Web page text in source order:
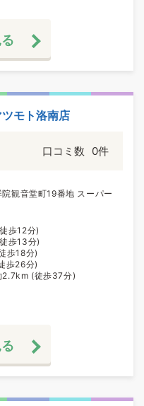
モト洛南店
口コミ数 0件
観音堂町19番地 スーパー
歩12分)
歩13分)
歩18分)
歩26分)
2.7km (徒歩37分)